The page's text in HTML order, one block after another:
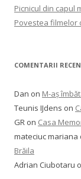
Picnicul din capul
Povestea filmelor
COMENTARII
Dan on M-aș
Teunis IJdens on
GR on Casa
mateciuc mariana
Brăila
Adrian Ciubotaru